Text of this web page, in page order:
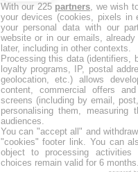
With our 225 partners , we wish
your devices (cookies, pixels in
your personal data with our
website or in our emails,
later, including in other contexts.
Processing this data (identifiers,
loyalty programs, IP, postal
geolocation, etc.) allows
content, commercial offers
screens (including by email,
personalising them, measuring
audiences.
You can "accept all" and
"cookies" footer link . You can
object to processing
choices remain valid for 6